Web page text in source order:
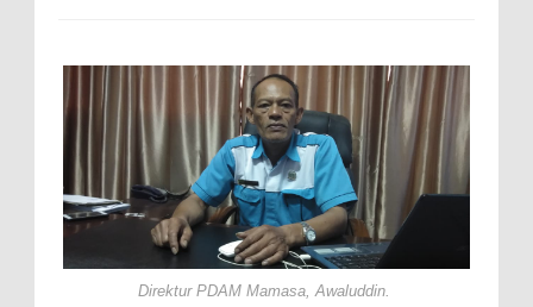
Direktur PDAM Mamasa, Awaluddin.